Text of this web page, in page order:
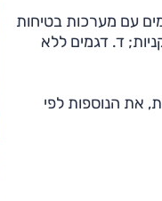
עם מערכות בטיחות
ד. דגמים ללא
את הנוספות לפי